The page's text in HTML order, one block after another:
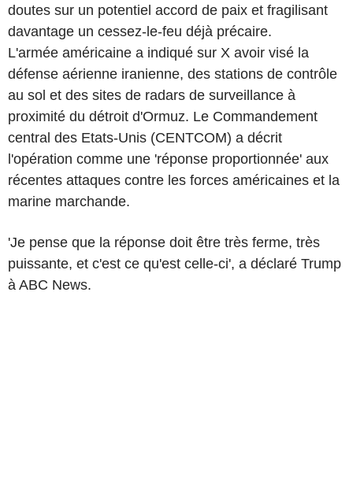
doutes sur un potentiel accord de paix et fragilisant
davantage un cessez-le-feu déjà précaire.
L'armée américaine a indiqué sur X avoir visé la
défense aérienne iranienne, des stations de contrôle
au sol et des sites de radars de surveillance à
proximité du détroit d'Ormuz. Le Commandement
central des Etats-Unis (CENTCOM) a décrit
l'opération comme une 'réponse proportionnée' aux
récentes attaques contre les forces américaines et la
marine marchande.
'Je pense que la réponse doit être très ferme, très
puissante, et c'est ce qu'est celle-ci', a déclaré Trump
à ABC News.